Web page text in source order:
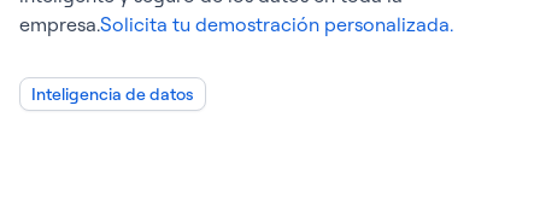
empresa.Solicita tu demostración personalizada.
Inteligencia de datos